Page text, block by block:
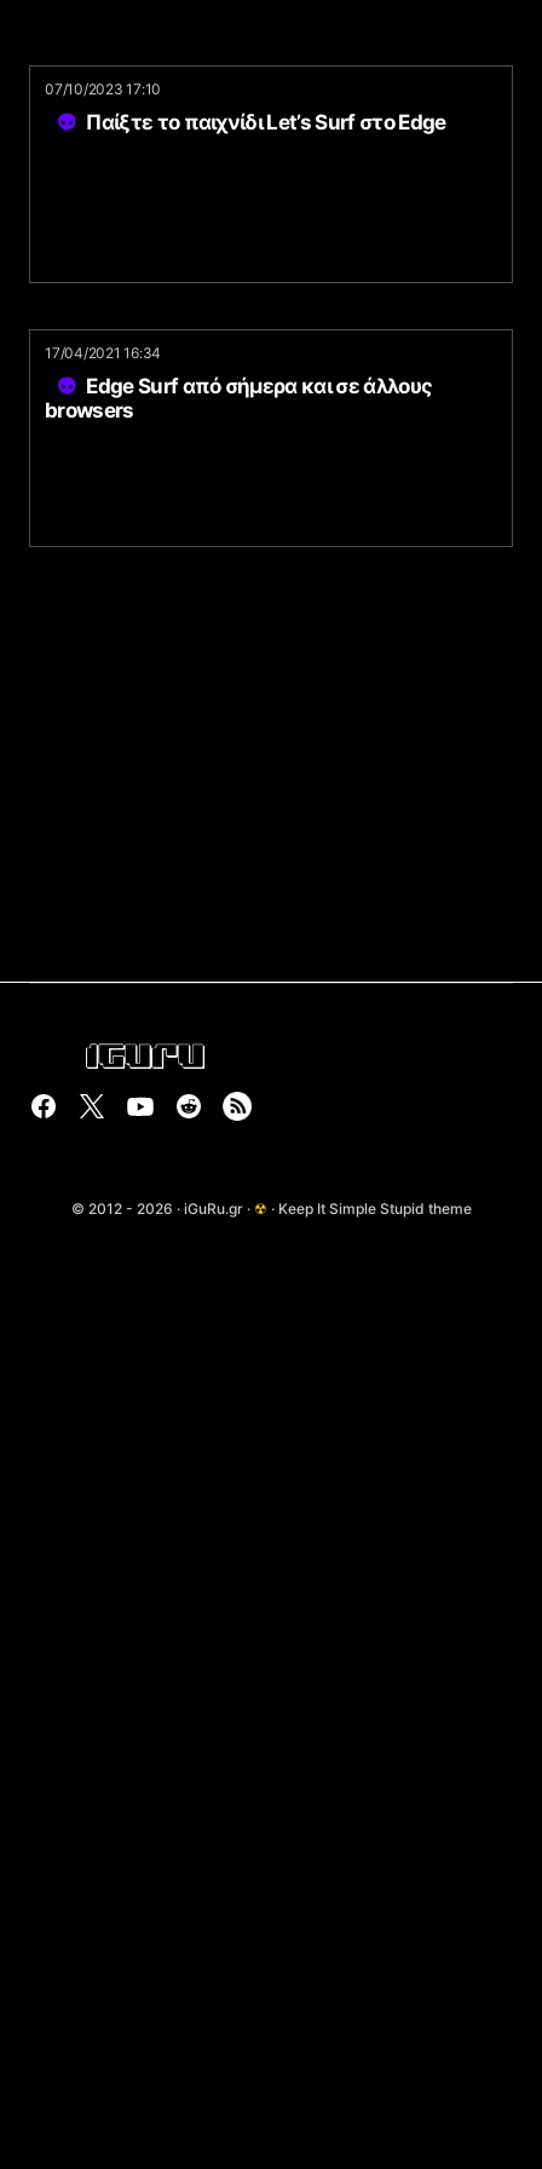
07/10/2023 17:10
Παίξτε το παιχνίδι Let’s Surf στο Edge
17/04/2021 16:34
Edge Surf από σήμερα και σε άλλους
browsers
© 2012 - 2026 · iGuRu.gr · ☢ · Keep It Simple Stupid theme